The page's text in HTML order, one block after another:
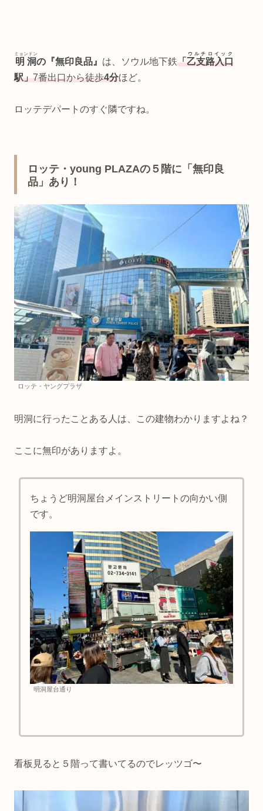
明洞
ミョンドン
の『無印良品』 は、ソウル地下鉄「乙支路入口
ウルチロイック
駅」7番出口から徒歩4分ほど。
ロッテデパートのすぐ隣ですね。
ロッテ・young PLAZAの５階に「無印良
品」あり！
ロッテ・ヤングプラザ
明洞に行ったことある人は、この建物わかりますよね？
ここに無印がありますよ。
ちょうど明洞屋台メインストリートの向かい側
です。
明洞屋台通り
看板見ると５階って書いてるのでレッツゴ〜